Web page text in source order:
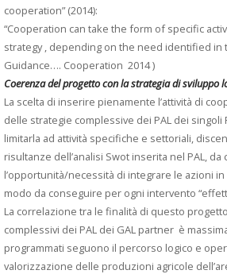
cooperation” (2014):
“Cooperation can take the form of specific
strategy , depending on the need identified in
Guidance…. Cooperation 2014 )
Coerenza del progetto con la strategia di sviluppo
La scelta di inserire pienamente l’attività di
delle strategie complessive dei PAL dei singoli
limitarla ad attività specifiche e settoriali,
risultanze dell’analisi Swot inserita nel PAL, da
l’opportunità/necessità di integrare le azioni
modo da conseguire per ogni intervento
La correlazione tra le finalità di questo
complessivi dei PAL dei GAL partner è
programmati seguono il percorso logico e
valorizzazione delle produzioni agricole